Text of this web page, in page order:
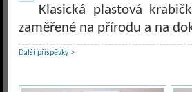
Klasická plastová
zaměřené na přírodu a na
Další příspěvky >